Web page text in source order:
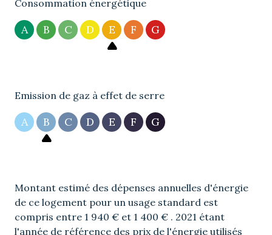
Consommation énergétique
A B C D E F G
Emission de gaz à effet de serre
A B C D E F G
Montant estimé des dépenses annuelles d'énergie
de ce logement pour un usage standard est
compris entre 1 940 € et 1 400 € . 2021 étant
l'année de référence des prix de l'énergie utilisés